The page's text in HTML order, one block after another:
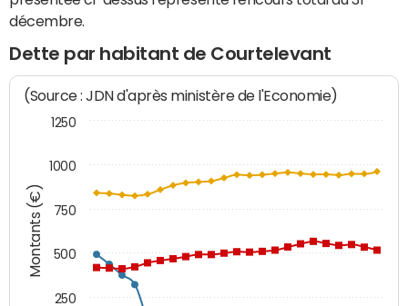
décembre.
Dette par habitant de Courtelevant
Montants (€)
(Source : JDN d'après ministère de l'Economie)
250
500
750
1000
1250